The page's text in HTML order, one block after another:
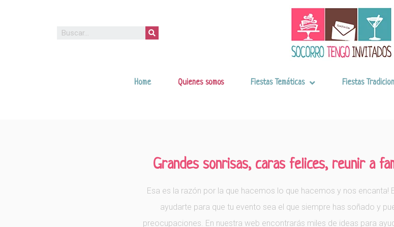
Home Quienes somos Fiestas Temáticas Fiestas
Grandes sonrisas, caras felices, reunir a
Esa es la razón por la que hacemos lo que hacemos y nos encanta!
ayudarte para que tu evento sea el que siempre has soñado y
preocupaciones. En nuestra web encontrarás miles de ideas para